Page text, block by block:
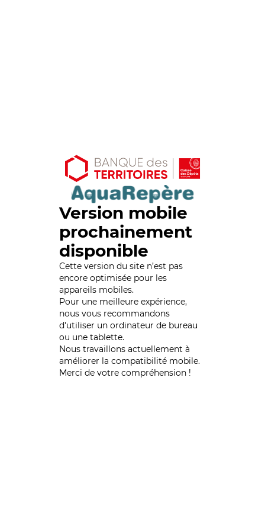
Version mobile
prochainement
disponible
Cette version du site n’est pas
encore optimisée pour les
appareils mobiles.
Pour une meilleure expérience,
nous vous recommandons
d'utiliser un ordinateur de bureau
ou une tablette.
Nous travaillons actuellement à
améliorer la compatibilité mobile.
Merci de votre compréhension !